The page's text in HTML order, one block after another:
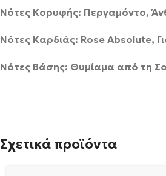
Νότες Κορυφής: Περγαμόντο,
Νότες Καρδιάς: Rose Absolute,
Νότες Βάσης: Θυμίαμα από τη
Σχετικά προϊόντα